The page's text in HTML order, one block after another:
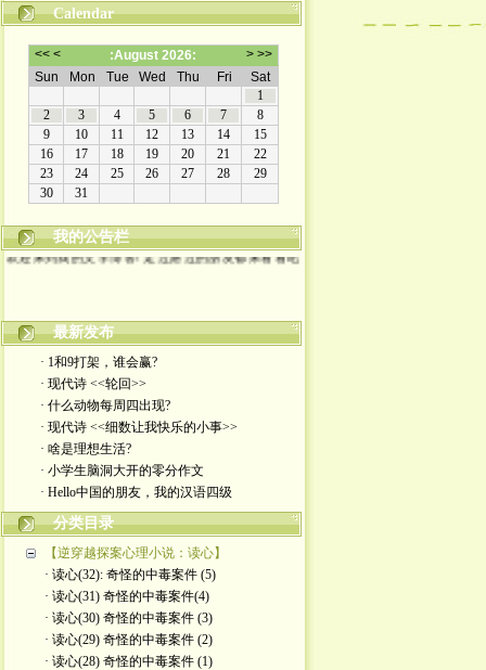
Calendar
我的公告栏
欢迎来到我的文学博客! 走过路过的朋友都来看看吧
最新发布
· 1和9打架，谁会赢?
· 现代诗 <<轮回>>
· 什么动物每周四出现?
· 现代诗 <<细数让我快乐的小事>>
· 啥是理想生活?
· 小学生脑洞大开的零分作文
· Hello中国的朋友，我的汉语四级
分类目录
【逆穿越探案心理小说：读心】
· 读心(32): 奇怪的中毒案件 (5)
· 读心(31) 奇怪的中毒案件(4)
· 读心(30) 奇怪的中毒案件 (3)
· 读心(29) 奇怪的中毒案件 (2)
· 读心(28) 奇怪的中毒案件 (1)